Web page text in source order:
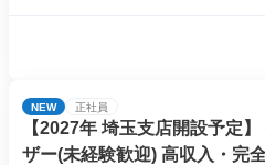
NEW 正社員
【2027年 埼玉支店開設予定
ザー(未経験歓迎) 高収入・完